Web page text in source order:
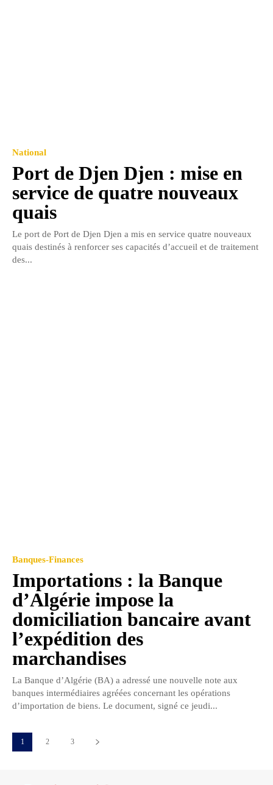
National
Port de Djen Djen : mise en
service de quatre nouveaux
quais
Le port de Port de Djen Djen a mis en service quatre nouveaux
quais destinés à renforcer ses capacités d’accueil et de traitement
des...
Banques-Finances
Importations : la Banque
d’Algérie impose la
domiciliation bancaire avant
l’expédition des
marchandises
La Banque d’Algérie (BA) a adressé une nouvelle note aux
banques intermédiaires agréées concernant les opérations
d’importation de biens. Le document, signé ce jeudi...
1 2 3